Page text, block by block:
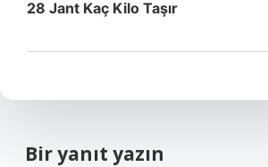
28 Jant Kaç Kilo Taşır
Bir yanıt yazın